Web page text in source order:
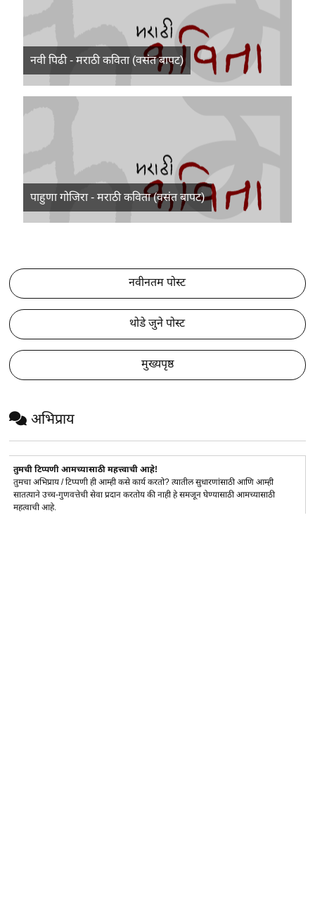
नवी पिढी - मराठी कविता (वसंत बापट)
पाहुणा गोजिरा - मराठी कविता (वसंत बापट)
नवीनतम पोस्ट
थोडे जुने पोस्ट
मुख्यपृष्ठ
अभिप्राय
तुमची टिप्पणी आमच्यासाठी महत्त्वाची आहे!
तुमचा अभिप्राय / टिप्पणी ही आम्ही कसे कार्य करतो? त्यातील सुधारणांसाठी आणि आम्ही
सातत्याने उच्च-गुणवत्तेची सेवा प्रदान करतोय की नाही हे समजून घेण्यासाठी आमच्यासाठी
महत्वाची आहे.